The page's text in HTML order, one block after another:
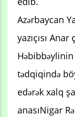
Azərbaycan
yazıçısı
Həbibbəylinin
tədqiqində
edərək xalq
anasıNigar